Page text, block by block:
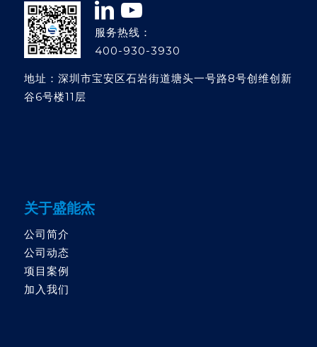
服务热线：
400-930-3930
地址：深圳市宝安区石岩街道塘头一号路8号创维创新
谷6号楼11层
关于盛能杰
公司简介
公司动态
项目案例
加入我们